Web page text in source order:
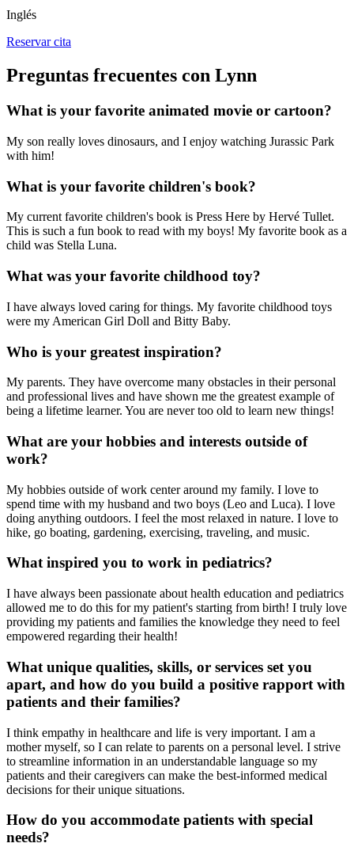
Inglés
Reservar cita
Preguntas frecuentes con Lynn
What is your favorite animated movie or cartoon?
My son really loves dinosaurs, and I enjoy watching Jurassic Park
with him!
What is your favorite children's book?
My current favorite children's book is Press Here by Hervé Tullet.
This is such a fun book to read with my boys! My favorite book as a
child was Stella Luna.
What was your favorite childhood toy?
I have always loved caring for things. My favorite childhood toys
were my American Girl Doll and Bitty Baby.
Who is your greatest inspiration?
My parents. They have overcome many obstacles in their personal
and professional lives and have shown me the greatest example of
being a lifetime learner. You are never too old to learn new things!
What are your hobbies and interests outside of
work?
My hobbies outside of work center around my family. I love to
spend time with my husband and two boys (Leo and Luca). I love
doing anything outdoors. I feel the most relaxed in nature. I love to
hike, go boating, gardening, exercising, traveling, and music.
What inspired you to work in pediatrics?
I have always been passionate about health education and pediatrics
allowed me to do this for my patient's starting from birth! I truly love
providing my patients and families the knowledge they need to feel
empowered regarding their health!
What unique qualities, skills, or services set you
apart, and how do you build a positive rapport with
patients and their families?
I think empathy in healthcare and life is very important. I am a
mother myself, so I can relate to parents on a personal level. I strive
to streamline information in an understandable language so my
patients and their caregivers can make the best-informed medical
decisions for their unique situations.
How do you accommodate patients with special
needs?